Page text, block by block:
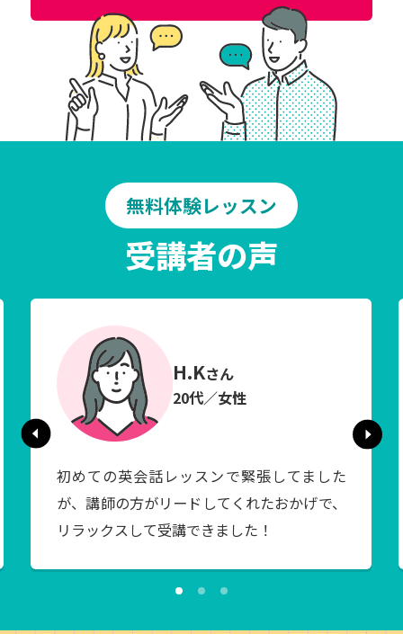
無料体験レッスン
受講者の声
H.Kさん
20代／女性
初めての英会話レッスンで緊張してました
が、講師の方がリードしてくれたおかげで、
リラックスして受講できました！